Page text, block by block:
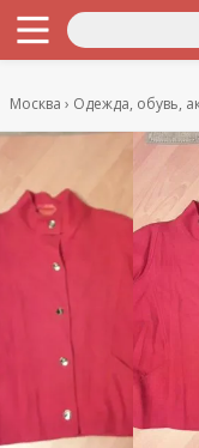
Москва Одежда, обувь,